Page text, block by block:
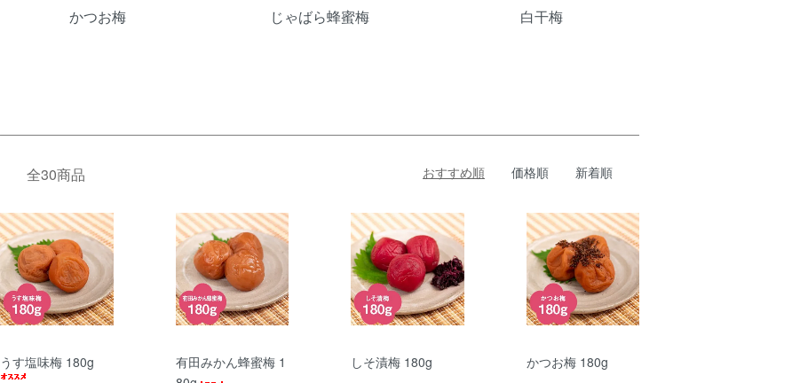
かつお梅 じゃばら蜂蜜梅 白干梅
全30商品 おすすめ順 価格順 新着順
うす塩味梅 180g
有田みかん蜂蜜梅 1
しそ漬梅 180g
かつお梅 180g